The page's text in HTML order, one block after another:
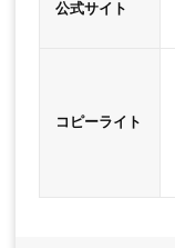
公式サイト
コピーライト